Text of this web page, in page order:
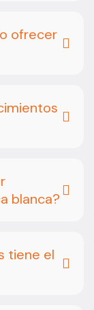
ofrecer
blanca?
tiene el